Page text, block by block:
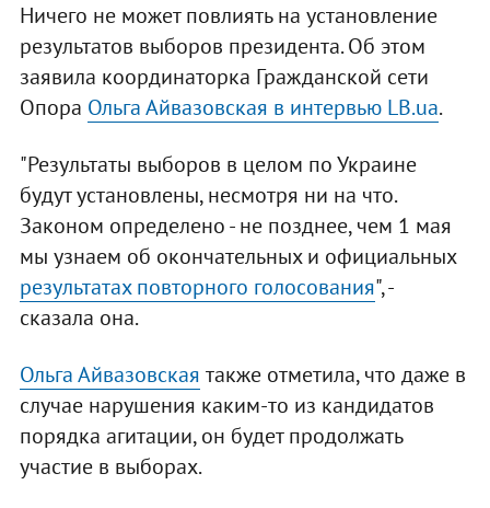
Ничего не может повлиять на установление
результатов выборов президента. Об этом
заявила координаторка Гражданской сети
Опора Ольга Айвазовская в интервью LB.ua.
"Результаты выборов в целом по Украине
будут установлены, несмотря ни на что.
Законом определено - не позднее, чем 1 мая
мы узнаем об окончательных и официальных
результатах повторного голосования", -
сказала она.
Ольга Айвазовская также отметила, что даже в
случае нарушения каким-то из кандидатов
порядка агитации, он будет продолжать
участие в выборах.